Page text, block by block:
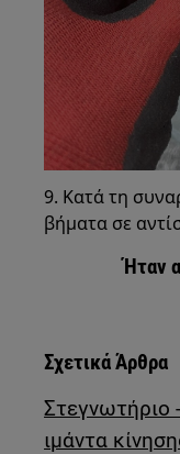
9. Κατά τη
βήματα σε
Ήταν
Σχετικά Άρθρα
Στεγνωτήριο
ιμάντα